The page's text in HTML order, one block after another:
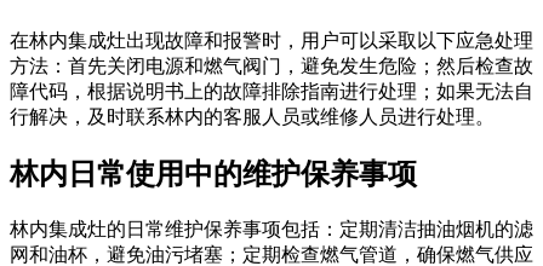
在林内集成灶出现故障和报警时，用户可以采取以下应急处理
方法：首先关闭电源和燃气阀门，避免发生危险；然后检查故
障代码，根据说明书上的故障排除指南进行处理；如果无法自
行解决，及时联系林内的客服人员或维修人员进行处理。
林内日常使用中的维护保养事项
林内集成灶的日常维护保养事项包括：定期清洁抽油烟机的滤
网和油杯，避免油污堵塞；定期检查燃气管道，确保燃气供应